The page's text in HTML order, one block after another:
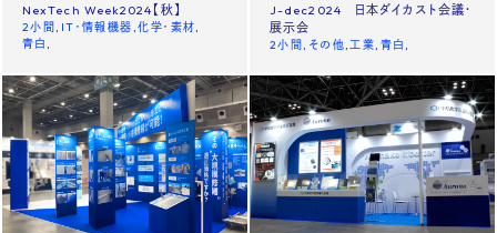
NexTech Week2024【秋】
2小間 IT・情報機器 化学・素材
青白
J-dec2024 日本ダイカスト会議・
展示会
2小間 その他 工業 青白